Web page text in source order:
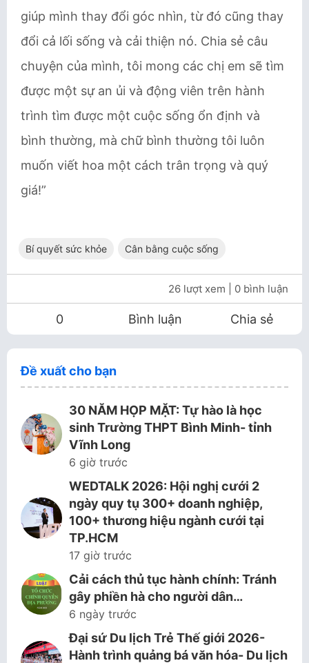
giúp mình thay đổi góc nhìn, từ đó cũng thay
đổi cả lối sống và cải thiện nó. Chia sẻ câu
chuyện của mình, tôi mong các chị em sẽ tìm
được một sự an ủi và động viên trên hành
trình tìm được một cuộc sống ổn định và
bình thường, mà chữ bình thường tôi luôn
muốn viết hoa một cách trân trọng và quý
giá!”
Bí quyết sức khỏe Cân bằng cuộc sống
26 lượt xem | 0 bình luận
0 Bình luận Chia sẻ
Đề xuất cho bạn
30 NĂM HỌP MẶT: Tự hào là học
sinh Trường THPT Bình Minh- tỉnh
Vĩnh Long
6 giờ trước
WEDTALK 2026: Hội nghị cưới 2
ngày quy tụ 300+ doanh nghiệp,
100+ thương hiệu ngành cưới tại
TP.HCM
17 giờ trước
Cải cách thủ tục hành chính: Tránh
gây phiền hà cho người dân…
6 ngày trước
Đại sứ Du lịch Trẻ Thế giới 2026-
Hành trình quảng bá văn hóa- Du lịch